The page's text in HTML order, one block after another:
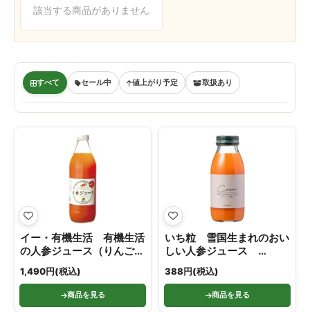
該当する商品がありません
すべて セール中 値上がり予定 取扱あり
イー・有機生活 有機生活
の人参ジュース（りんご果
汁入り） 1000ml
1,490円(税込)
商品を見る
いち粒 雪国生まれのおい
しい人参ジュース
200ml
388円(税込)
商品を見る